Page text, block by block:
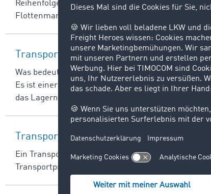
Reihenfolge von Transportaufträgen geplant
Flottenmanager von Bedeutung, die viele
Transport
Was bedeutet Transport? Bei einem Transport
Es ist einer der drei Hauptprozesse in der
das Lagern und Umschlagen. Durch die Vielzahl an
Transport Management System (TMS):
Ein Transportmanagementsystem dient der
Transportprozesse. Es ist ein wichtiges Hilfsmittel